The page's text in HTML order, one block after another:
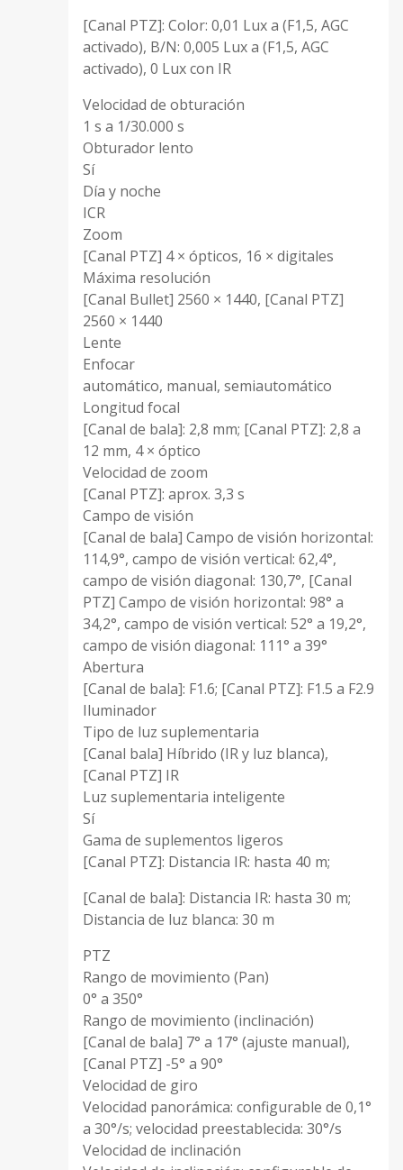
[Canal PTZ]: Color: 0,01 Lux a (F1,5, AGC
activado), B/N: 0,005 Lux a (F1,5, AGC
activado), 0 Lux con IR
Velocidad de obturación
1 s a 1/30.000 s
Obturador lento
Sí
Día y noche
ICR
Zoom
[Canal PTZ] 4 × ópticos, 16 × digitales
Máxima resolución
[Canal Bullet] 2560 × 1440, [Canal PTZ]
2560 × 1440
Lente
Enfocar
automático, manual, semiautomático
Longitud focal
[Canal de bala]: 2,8 mm; [Canal PTZ]: 2,8 a
12 mm, 4 × óptico
Velocidad de zoom
[Canal PTZ]: aprox. 3,3 s
Campo de visión
[Canal de bala] Campo de visión horizontal:
114,9°, campo de visión vertical: 62,4°,
campo de visión diagonal: 130,7°, [Canal
PTZ] Campo de visión horizontal: 98° a
34,2°, campo de visión vertical: 52° a 19,2°,
campo de visión diagonal: 111° a 39°
Abertura
[Canal de bala]: F1.6; [Canal PTZ]: F1.5 a F2.9
Iluminador
Tipo de luz suplementaria
[Canal bala] Híbrido (IR y luz blanca),
[Canal PTZ] IR
Luz suplementaria inteligente
Sí
Gama de suplementos ligeros
[Canal PTZ]: Distancia IR: hasta 40 m;
[Canal de bala]: Distancia IR: hasta 30 m;
Distancia de luz blanca: 30 m
PTZ
Rango de movimiento (Pan)
0° a 350°
Rango de movimiento (inclinación)
[Canal de bala] 7° a 17° (ajuste manual),
[Canal PTZ] -5° a 90°
Velocidad de giro
Velocidad panorámica: configurable de 0,1°
a 30°/s; velocidad preestablecida: 30°/s
Velocidad de inclinación